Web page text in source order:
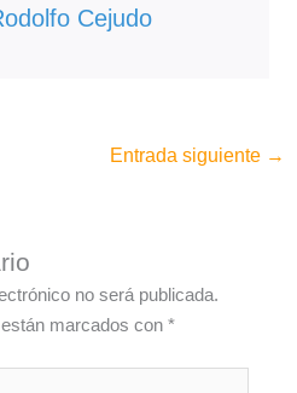
Cejudo
Entrada siguiente →
no será publicada.
marcados con*